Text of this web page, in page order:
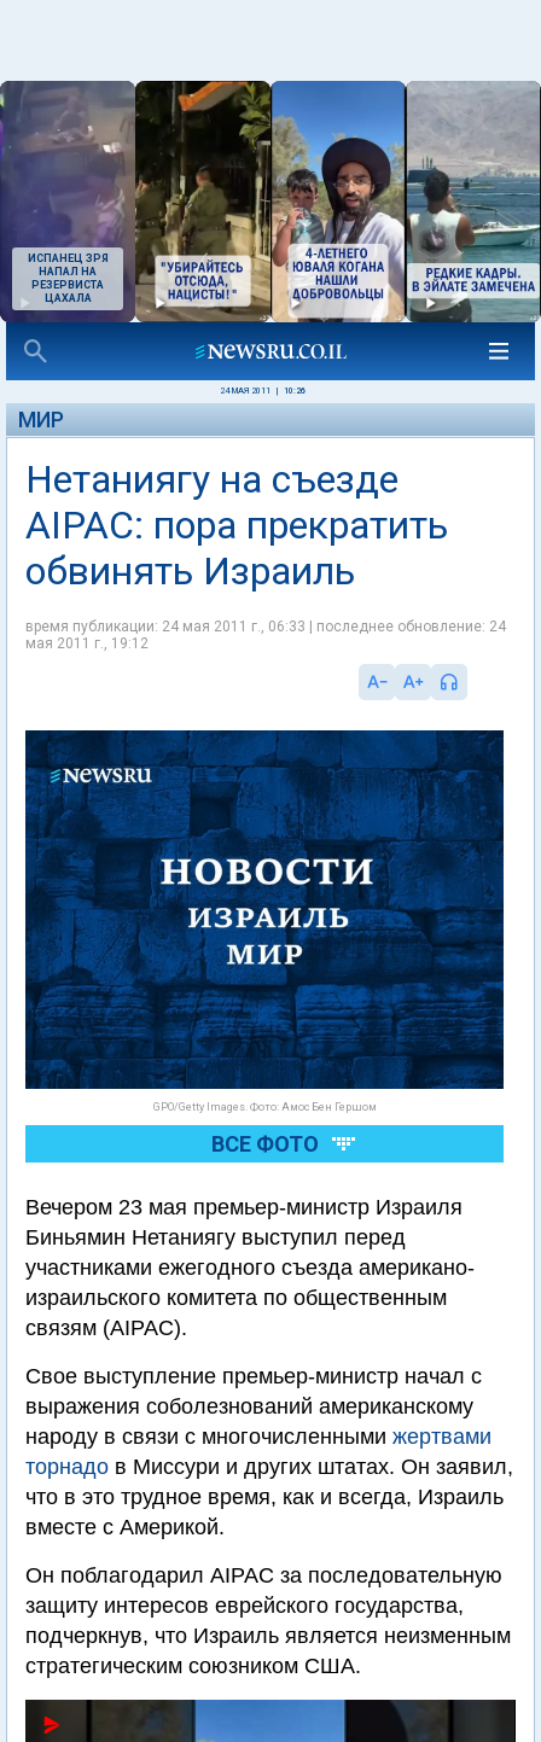
ИСПАНЕЦ ЗРЯ
НАПАЛ НА
РЕЗЕРВИСТА
ЦАХАЛА
24 МАЯ 2011 10:26
МИР
Нетаниягу на съезде
AIPAC: пора прекратить
обвинять Израиль
время публикации: 24 мая 2011 г., 06:33 | последнее обновление: 24
мая 2011 г., 19:12
GPO/Getty Images. Фото: Амос Бен Гершом
ВСЕ ФОТО
Вечером 23 мая премьер-министр Израиля
Биньямин Нетаниягу выступил перед
участниками ежегодного съезда американо-
израильского комитета по общественным
связям (AIPAC).
Свое выступление премьер-министр начал с
выражения соболезнований американскому
народу в связи с многочисленными жертвами
торнадо в Миссури и других штатах. Он заявил,
что в это трудное время, как и всегда, Израиль
вместе с Америкой.
Он поблагодарил AIPAC за последовательную
защиту интересов еврейского государства,
подчеркнув, что Израиль является неизменным
стратегическим союзником США.